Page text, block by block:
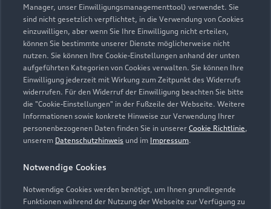
Manager, unser Einwilligungsmanagementtool) verwendet. Sie
sind nicht gesetzlich verpflichtet, in die Verwendung von Cookies
einzuwilligen, aber wenn Sie Ihre Einwilligung nicht erteilen,
können Sie bestimmte unserer Dienste möglicherweise nicht
nutzen. Sie können Ihre Cookie-Einstellungen anhand der unten
aufgeführten Kategorien von Cookies verwalten. Sie können Ihre
Einwilligung jederzeit mit Wirkung zum Zeitpunkt des Widerrufs
widerrufen. Für den Widerruf der Einwilligung beachten Sie bitte
die "Cookie-Einstellungen" in der Fußzeile der Webseite. Weitere
Informationen sowie konkrete Hinweise zur Verwendung Ihrer
personenbezogenen Daten finden Sie in unserer Cookie Richtlinie,
unserem Datenschutzhinweis und im Impressum.
Notwendige Cookies
Notwendige Cookies werden benötigt, um Ihnen grundlegende
Funktionen während der Nutzung der Webseite zur Verfügung zu
Einzelabnehmer.
Diese Leistung umfasst den Anspruch auf eine begrenzte
Übernahme der Kosten bis zu 35 Euro für Ersatzmobilität (z.B.
Mietwagen). Der Partner entscheidet über die Art der
Ersatzmobilität. Die Ersatzmobilität gilt nur in
Zusammenhang mit Leistungen, die durch die Dienstleistung
abgedeckt werden. Sie wird für einen Tag je Wartung oder
Inspektion gewährt.
Dieses Angebot ergänzt die in den Fahrzeugen enthaltene Audi
Dienstleistung Inspektion und Verschleiß der Audi Leasing,
Zweigniederlassung der Volkswagen Leasing GmbH,
Braunschweig. Nur für Audi Werksdienstwagen und Audi